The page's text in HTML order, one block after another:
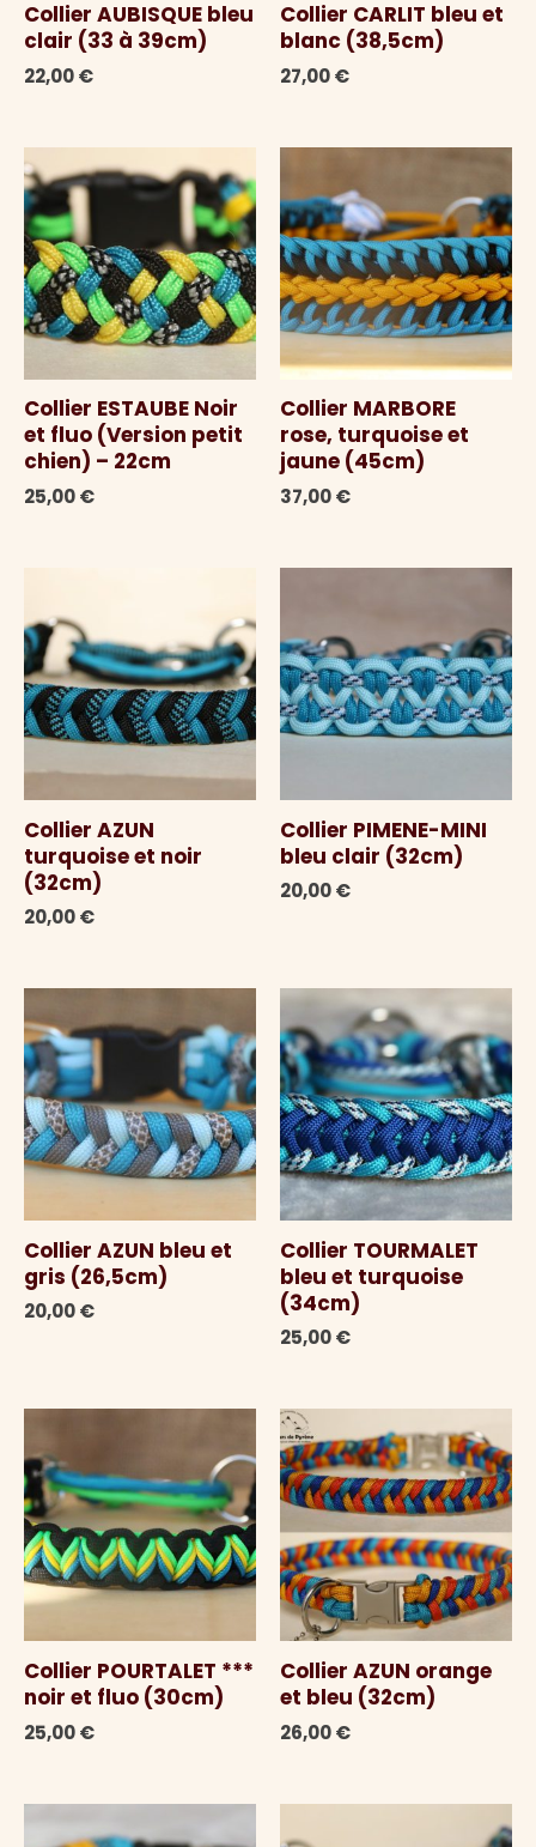
Collier AUBISQUE bleu
clair (33 à 39cm)
22,00€
Collier CARLIT bleu et
blanc (38,5cm)
27,00€
Collier ESTAUBE Noir
et fluo (Version petit
chien) – 22cm
25,00€
Collier MARBORE
rose, turquoise et
jaune (45cm)
37,00€
Collier AZUN
turquoise et noir
(32cm)
20,00€
Collier PIMENE-MINI
bleu clair (32cm)
20,00€
Collier AZUN bleu et
gris (26,5cm)
20,00€
Collier TOURMALET
bleu et turquoise
(34cm)
25,00€
Collier POURTALET ***
noir et fluo (30cm)
25,00€
Collier AZUN orange
et bleu (32cm)
26,00€